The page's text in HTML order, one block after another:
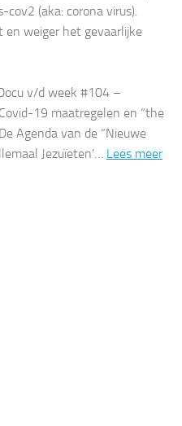
cov2 (aka: corona virus).
en weiger het gevaarlijke
v/d week #104 –
19 maatregelen en “the
Agenda van de “Nieuwe
Jezuïeten’… Lees meer